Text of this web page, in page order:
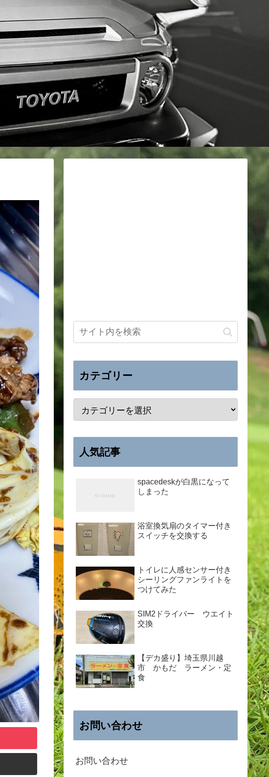
カテゴリー
人気記事
spacedeskが白黒になって
しまった
浴室換気扇のタイマー付き
スイッチを交換する
トイレに人感センサー付き
シーリングファンライトを
つけてみた
SIM2ドライバー ウエイト
交換
【デカ盛り】埼玉県川越
市 かもだ ラーメン・定
食
お問い合わせ
お問い合わせ